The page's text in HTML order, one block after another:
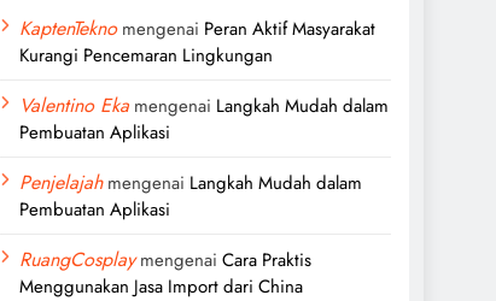
KaptenTeknomengenai Peran Aktif Masyarakat
Kurangi Pencemaran Lingkungan
Valentino Eka mengenai Langkah Mudah dalam
Pembuatan Aplikasi
Penjelajahmengenai Langkah Mudah dalam
Pembuatan Aplikasi
RuangCosplaymengenai Cara Praktis
Menggunakan Jasa Import dari China